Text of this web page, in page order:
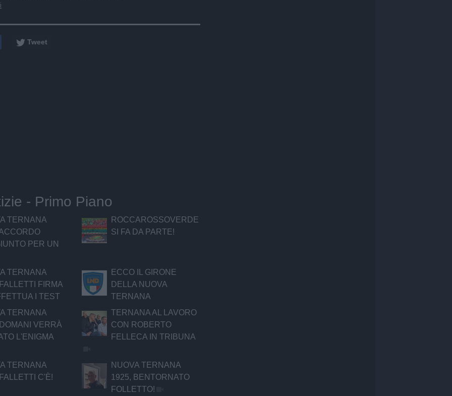
Tweet
- Primo Piano
TERNANA
PER UN
ROCCAROSSOVERDE
SI FA DA PARTE!
TERNANA
FIRMA
I TEST
ECCO IL GIRONE
DELLA NUOVA
TERNANA
TERNANA
VERRÀ
L'ENIGMA
TERNANA AL LAVORO
CON ROBERTO
FELLECA IN TRIBUNA
TERNANA
C'È!
NUOVA TERNANA
1925, BENTORNATO
FOLLETTO!